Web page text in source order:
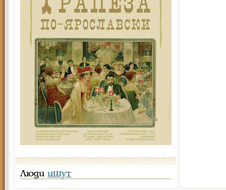
Люди ищут